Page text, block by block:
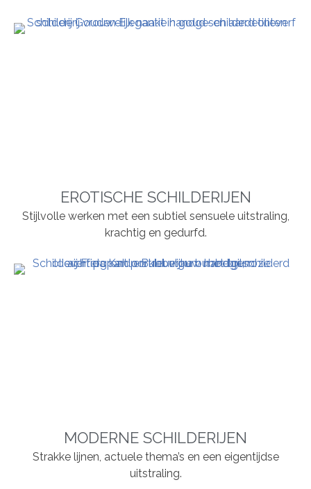
EROTISCHE SCHILDERIJEN
Stijlvolle werken met een subtiel sensuele uitstraling,
krachtig en gedurfd.
MODERNE SCHILDERIJEN
Strakke lijnen, actuele thema’s en een eigentijdse
uitstraling.